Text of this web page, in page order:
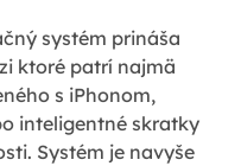
systém prináša
ktoré patrí najmä
s iPhonom,
inteligentné skratky
Systém je navyše